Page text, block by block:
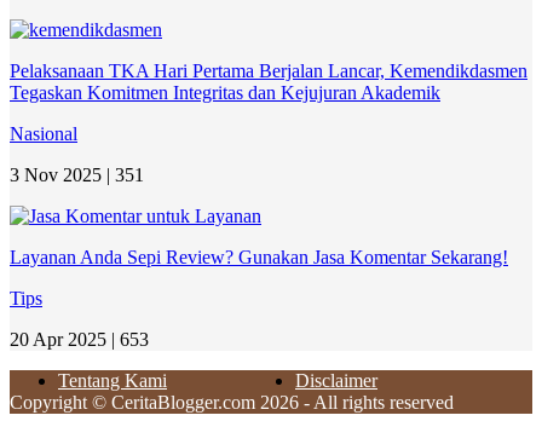
Pelaksanaan TKA Hari Pertama Berjalan Lancar, Kemendikdasmen
Tegaskan Komitmen Integritas dan Kejujuran Akademik
Nasional
3 Nov 2025 | 351
Layanan Anda Sepi Review? Gunakan Jasa Komentar Sekarang!
Tips
20 Apr 2025 | 653
Tentang Kami
Disclaimer
Copyright © CeritaBlogger.com 2026 - All rights reserved